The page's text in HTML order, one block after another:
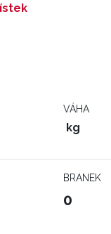
VÁHA
kg
BRANEK
0